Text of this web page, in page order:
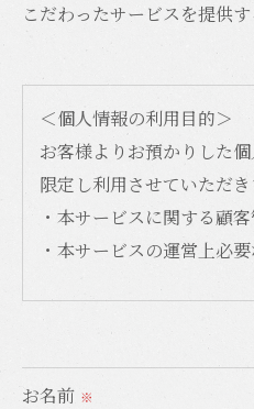
こだわったサービスを提供す
＜個人情報の利用目的＞
お客様よりお預かりした
限定し利用させていただき
・本サービスに関する顧
・本サービスの運営上必
＜個人情報の提供について
当社ではお客様の同意を
られた場合を除き、
お名前 ※